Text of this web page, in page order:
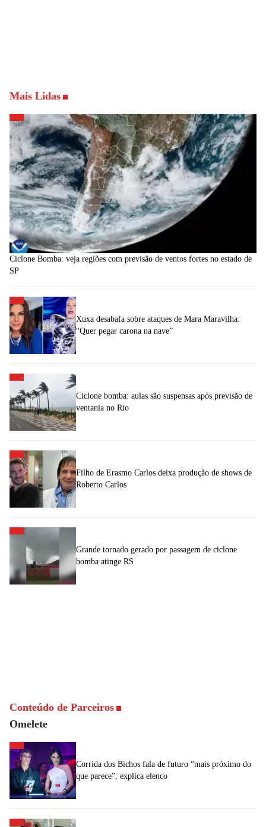
Mais Lidas
Ciclone Bomba: veja regiões com previsão de ventos fortes no estado de
SP
Xuxa desabafa sobre ataques de Mara Maravilha:
“Quer pegar carona na nave”
Ciclone bomba: aulas são suspensas após previsão de
ventania no Rio
Filho de Erasmo Carlos deixa produção de shows de
Roberto Carlos
Grande tornado gerado por passagem de ciclone
bomba atinge RS
Conteúdo de Parceiros
Omelete
Corrida dos Bichos fala de futuro “mais próximo do
que parece”, explica elenco